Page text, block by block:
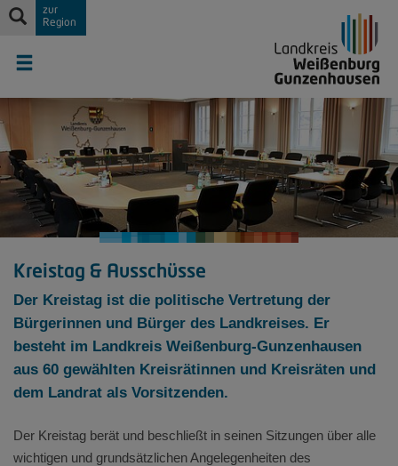
zur
Region
Kreistag & Ausschüsse
Der Kreistag ist die politische Vertretung der
Bürgerinnen und Bürger des Landkreises. Er
besteht im Landkreis Weißenburg-Gunzenhausen
aus 60 gewählten Kreisrätinnen und Kreisräten und
dem Landrat als Vorsitzenden.
Der Kreistag berät und beschließt in seinen Sitzungen über alle
wichtigen und grundsätzlichen Angelegenheiten des